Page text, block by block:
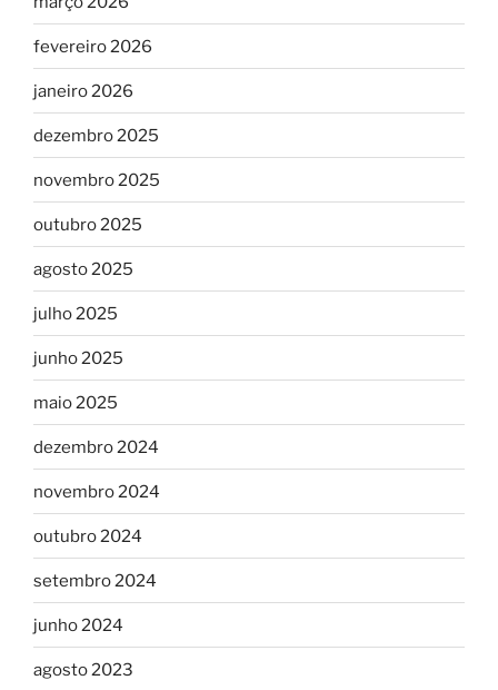
fevereiro 2026
janeiro 2026
dezembro 2025
novembro 2025
outubro 2025
agosto 2025
julho 2025
junho 2025
maio 2025
dezembro 2024
novembro 2024
outubro 2024
setembro 2024
junho 2024
agosto 2023